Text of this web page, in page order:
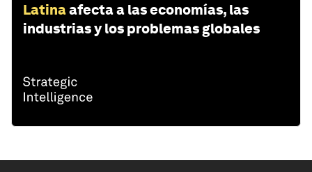
Latinaafecta a las economías, las
industrias y los problemas globales